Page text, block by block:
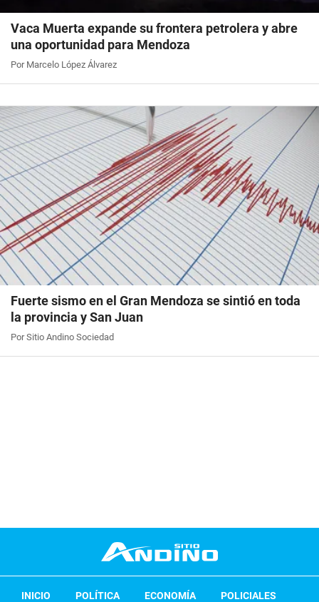
Vaca Muerta expande su frontera petrolera y abre
una oportunidad para Mendoza
Por Marcelo López Álvarez
Fuerte sismo en el Gran Mendoza se sintió en toda
la provincia y San Juan
Por Sitio Andino Sociedad
INICIO POLÍTICA ECONOMÍA POLICIALES